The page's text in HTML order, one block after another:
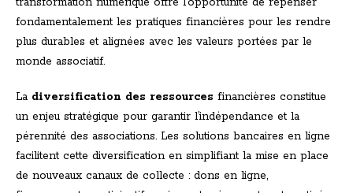
fondamentalement les pratiques financières pour les rendre
plus durables et alignées avec les valeurs portées par le
monde associatif.
La diversification des ressources financières constitue
un enjeu stratégique pour garantir l’indépendance et la
pérennité des associations. Les solutions bancaires en ligne
facilitent cette diversification en simplifiant la mise en place
de nouveaux canaux de collecte : dons en ligne,